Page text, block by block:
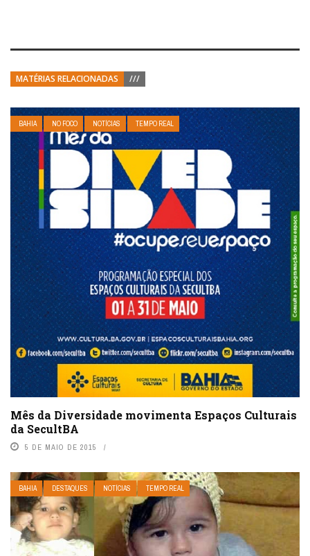
MATÉRIAS RELACIONADAS ///
BAHIA NO FOCO NOTÍCIAS TEMPO REAL
Mês da Diversidade movimenta Espaços Culturais
da SecultBA
5 DE MAIO DE 2015
BAHIA DESTAQUES NOTÍCIAS TEMPO REAL